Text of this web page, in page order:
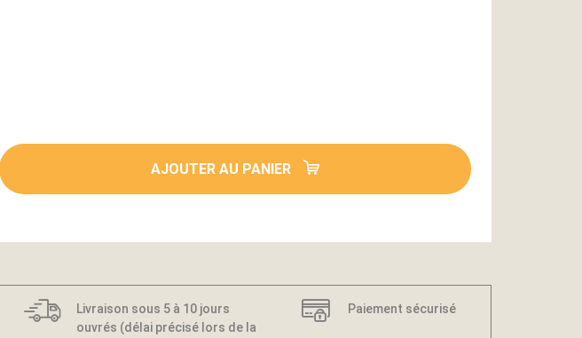
AJOUTER AU PANIER
Livraison sous 5 à 10 jours
ouvrés (délai précisé lors de la
Paiement sécurisé